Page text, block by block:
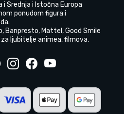
i Srednja i Istočna Europa
ponudom figura i
Banpresto, Mattel, Good Smile
ljubitelje animea, filmova,